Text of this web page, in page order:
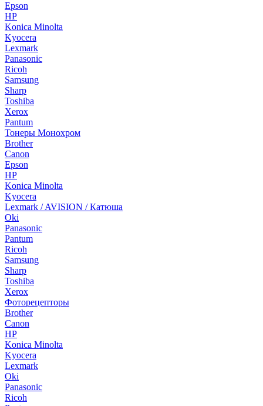
Epson
HP
Konica Minolta
Kyocera
Lexmark
Panasonic
Ricoh
Samsung
Sharp
Toshiba
Xerox
Pantum
Тонеры Монохром
Brother
Canon
Epson
HP
Konica Minolta
Kyocera
Lexmark / AVISION / Катюша
Oki
Panasonic
Pantum
Ricoh
Samsung
Sharp
Toshiba
Xerox
Фоторецепторы
Brother
Canon
HP
Konica Minolta
Kyocera
Lexmark
Oki
Panasonic
Ricoh